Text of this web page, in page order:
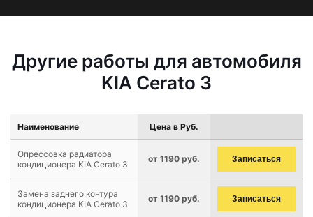
Другие работы для автомобиля
KIA Cerato 3
Наименование Цена в Руб.
Опрессовка радиатора
кондиционера KIA Cerato 3
от 1190 руб. Записаться
Замена заднего контура
кондиционера KIA Cerato 3
от 1190 руб. Записаться